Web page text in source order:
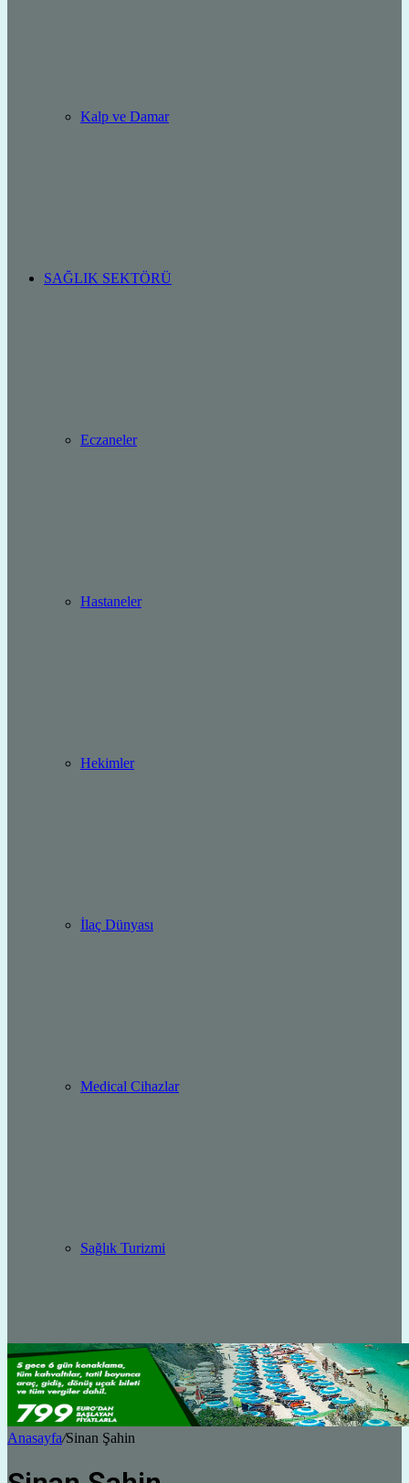
Kalp ve Damar
SAĞLIK SEKTÖRÜ
Eczaneler
Hastaneler
Hekimler
İlaç Dünyası
Medical Cihazlar
Sağlık Turizmi
Anasayfa/Sinan Şahin